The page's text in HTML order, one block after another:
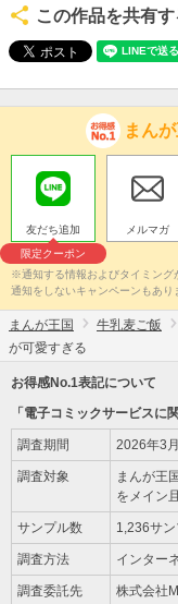
この作品を共有す
まん
友だち追加
限定クーポン
メルマガ
※通知する情報およびタイミング
通知をしないキャンペーンもあり
まんが王国 牛乳麦ご飯
が可愛すぎる
お得感No.1表記について
「電子コミックサービスに
調査期間 2026年3
調査対象
まんが王
をメイン
サンプル数 1,236サ
調査方法 インター
調査委託先 株式会社